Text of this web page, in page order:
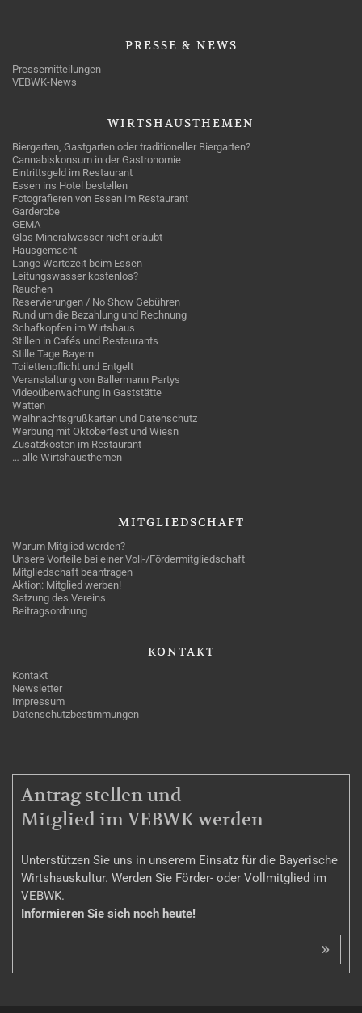
PRESSE & NEWS
Pressemitteilungen
VEBWK-News
WIRTSHAUSTHEMEN
Biergarten, Gastgarten oder traditioneller Biergarten?
Cannabiskonsum in der Gastronomie
Eintrittsgeld im Restaurant
Essen ins Hotel bestellen
Fotografieren von Essen im Restaurant
Garderobe
GEMA
Glas Mineralwasser nicht erlaubt
Hausgemacht
Lange Wartezeit beim Essen
Leitungswasser kostenlos?
Rauchen
Reservierungen / No Show Gebühren
Rund um die Bezahlung und Rechnung
Schafkopfen im Wirtshaus
Stillen in Cafés und Restaurants
Stille Tage Bayern
Toilettenpflicht und Entgelt
Veranstaltung von Ballermann Partys
Videoüberwachung in Gaststätte
Watten
Weihnachtsgrußkarten und Datenschutz
Werbung mit Oktoberfest und Wiesn
Zusatzkosten im Restaurant
… alle Wirtshausthemen
MITGLIEDSCHAFT
Warum Mitglied werden?
Unsere Vorteile bei einer Voll-/Fördermitgliedschaft
Mitgliedschaft beantragen
Aktion: Mitglied werben!
Satzung des Vereins
Beitragsordnung
KONTAKT
Kontakt
Newsletter
Impressum
Datenschutzbestimmungen
MITGLIEDSCHAFT
Antrag stellen und
Mitglied im VEBWK werden
Unterstützen Sie uns in unserem Einsatz für die Bayerische
Wirtshauskultur. Werden Sie Förder- oder Vollmitglied im
VEBWK.
Informieren Sie sich noch heute!
»